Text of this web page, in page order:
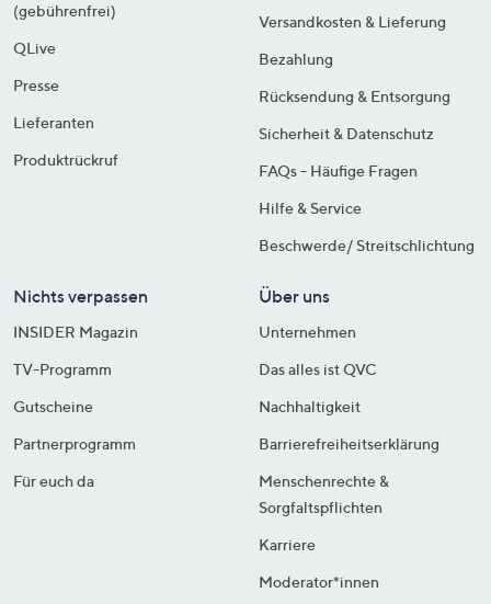
(gebührenfrei)
QLive
Presse
Lieferanten
Produktrückruf
Versandkosten & Lieferung
Bezahlung
Rücksendung & Entsorgung
Sicherheit & Datenschutz
FAQs - Häufige Fragen
Hilfe & Service
Beschwerde/ Streitschlichtung
Nichts verpassen
INSIDER Magazin
TV-Programm
Gutscheine
Partnerprogramm
Für euch da
Über uns
Unternehmen
Das alles ist QVC
Nachhaltigkeit
Barrierefreiheitserklärung
Menschenrechte &
Sorgfaltspflichten
Karriere
Moderator*innen